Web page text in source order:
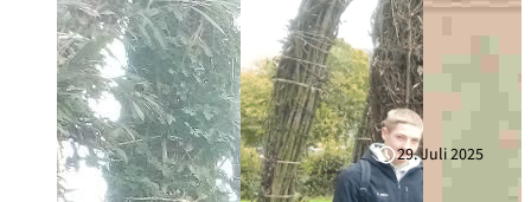
29. Juli 2025